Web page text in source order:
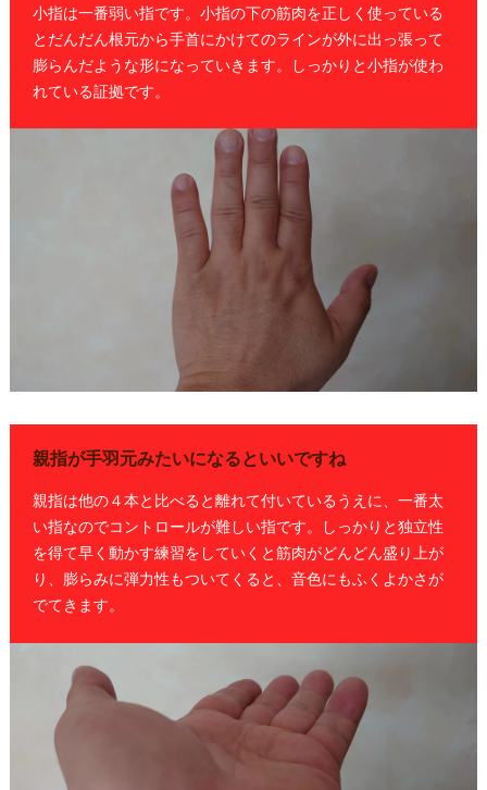
小指は一番弱い指です。小指の下の筋肉を正しく使っている
とだんだん根元から手首にかけてのラインが外に出っ張って
膨らんだような形になっていきます。しっかりと小指が使わ
れている証拠です。
親指が手羽元みたいになるといいですね
親指は他の４本と比べると離れて付いているうえに、一番太
い指なのでコントロールが難しい指です。しっかりと独立性
を得て早く動かす練習をしていくと筋肉がどんどん盛り上が
り、膨らみに弾力性もついてくると、音色にもふくよかさが
でてきます。